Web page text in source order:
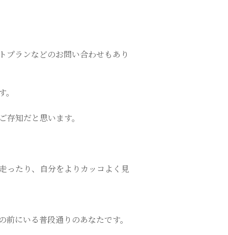
ランなどのお問い合わせもあり
知だと思います。
ったり、自分をよりカッコよく見
にいる普段通りのあなたです。